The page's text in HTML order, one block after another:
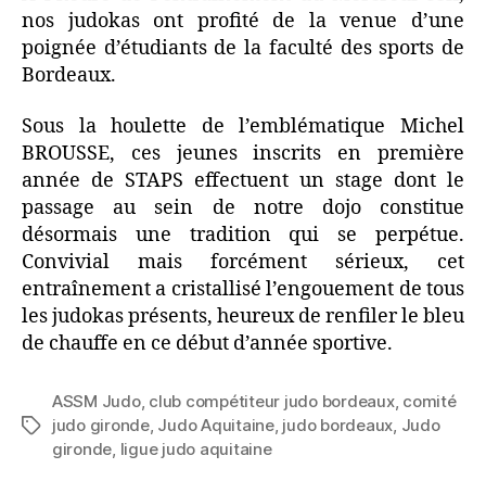
nos judokas ont profité de la venue d’une
poignée d’étudiants de la faculté des sports de
Bordeaux.
Sous la houlette de l’emblématique Michel
BROUSSE, ces jeunes inscrits en première
année de STAPS effectuent un stage dont le
passage au sein de notre dojo constitue
désormais une tradition qui se perpétue.
Convivial mais forcément sérieux, cet
entraînement a cristallisé l’engouement de tous
les judokas présents, heureux de renfiler le bleu
de chauffe en ce début d’année sportive.
ASSM Judo, club compétiteur judo bordeaux, comité
judo gironde, Judo Aquitaine, judo bordeaux, Judo
gironde, ligue judo aquitaine